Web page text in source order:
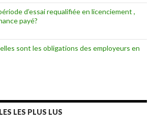
d’essai requalifiée en licenciement ,
payé?
sont les obligations des employeurs en
LES PLUS LUS